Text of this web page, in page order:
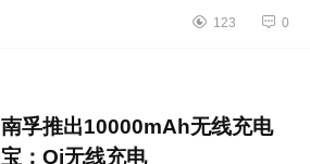
全球化战略计划。而随着南卡Nank的
123 0
南孚推出10000mAh无线充电
宝：Qi无线充电